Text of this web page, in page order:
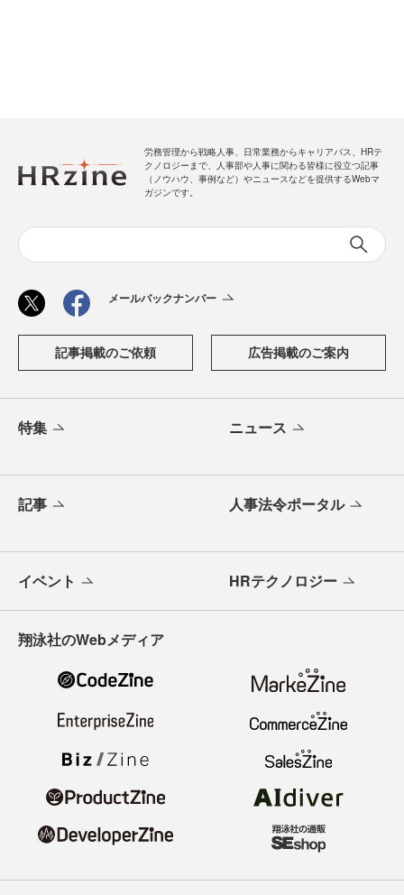
労務管理から戦略人事、日常業務からキャリアパス、HRテ
クノロジーまで、人事部や人事に関わる皆様に役立つ記事
（ノウハウ、事例など）やニュースなどを提供するWebマ
ガジンです。
メールバックナンバー
記事掲載のご依頼 広告掲載のご案内
特集 ニュース
記事 人事法令ポータル
イベント HRテクノロジー
翔泳社のWebメディア